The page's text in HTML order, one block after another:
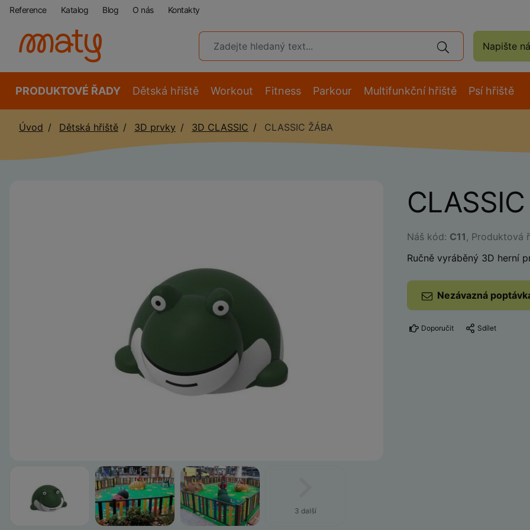
Reference Katalog Blog O nás Kontakty
Napište
PRODUKTOVÉ ŘADY Dětská hřiště Workout Fitness Parkour Multifunkční hřiště Psí hřiště
Úvod Dětská hřiště 3D prvky 3D CLASSIC CLASSIC ŽÁBA
3 další
Náš kód: C11 , Produktová
Ručně vyráběný 3D herní
Nezávazná
Doporučit Sdílet